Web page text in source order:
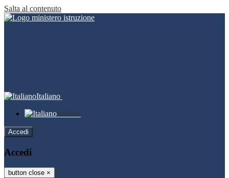
Salta al contenuto
Italiano
Italiano
Accedi
Accedi
button close ×